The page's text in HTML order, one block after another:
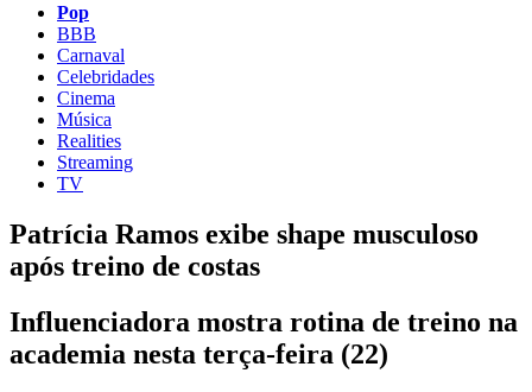
Pop
BBB
Carnaval
Celebridades
Cinema
Música
Realities
Streaming
TV
Patrícia Ramos exibe shape musculoso
após treino de costas
Influenciadora mostra rotina de treino na
academia nesta terça-feira (22)